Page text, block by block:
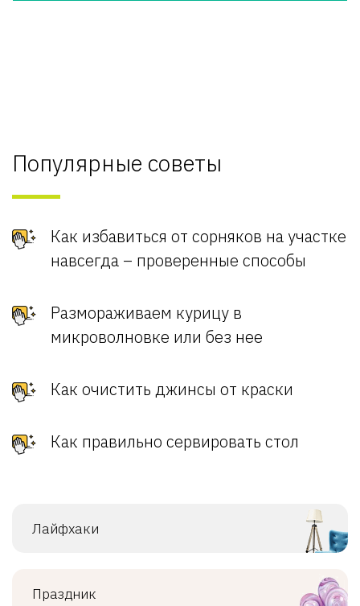
Популярные советы
Как избавиться от сорняков на участке
навсегда – проверенные способы
Размораживаем курицу в
микроволновке или без нее
Как очистить джинсы от краски
Как правильно сервировать стол
Лайфхаки
Праздник